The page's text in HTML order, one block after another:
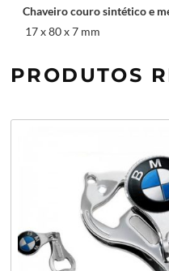
Chaveiro couro sintético e
17 x 80 x 7 mm
PRODUTOS